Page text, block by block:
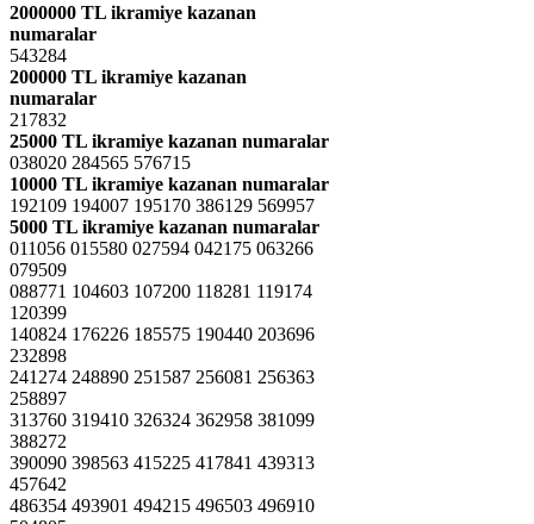
2000000 TL ikramiye kazanan
numaralar
543284
200000 TL ikramiye kazanan
numaralar
217832
25000 TL ikramiye kazanan numaralar
038020 284565 576715
10000 TL ikramiye kazanan numaralar
192109 194007 195170 386129 569957
5000 TL ikramiye kazanan numaralar
011056 015580 027594 042175 063266
079509
088771 104603 107200 118281 119174
120399
140824 176226 185575 190440 203696
232898
241274 248890 251587 256081 256363
258897
313760 319410 326324 362958 381099
388272
390090 398563 415225 417841 439313
457642
486354 493901 494215 496503 496910